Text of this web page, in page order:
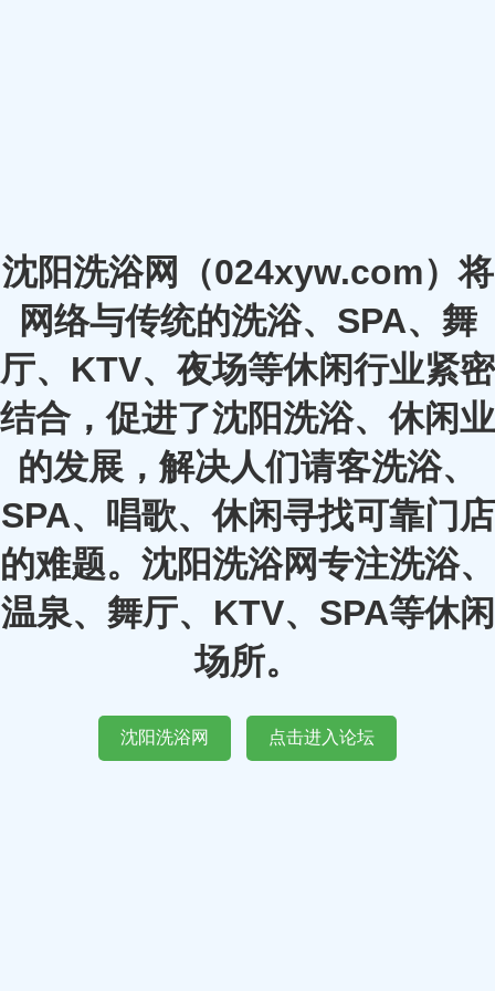
沈阳洗浴网（024xyw.com）将
网络与传统的洗浴、SPA、舞
厅、KTV、夜场等休闲行业紧密
结合，促进了沈阳洗浴、休闲业
的发展，解决人们请客洗浴、
SPA、唱歌、休闲寻找可靠门店
的难题。沈阳洗浴网专注洗浴、
温泉、舞厅、KTV、SPA等休闲
场所。
沈阳洗浴网 点击进入论坛